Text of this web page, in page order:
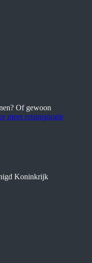
Of gewoon
meer reisinspiratie
Koninkrijk